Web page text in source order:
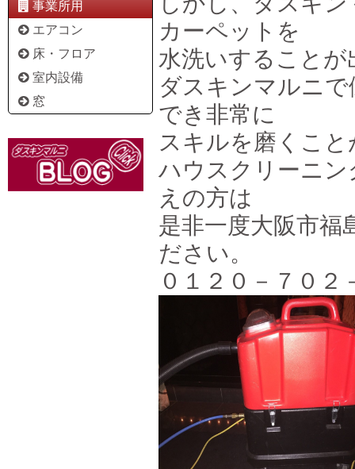
事業所用
エアコン
床・フロア
室内設備
窓
カーペットを
水洗いすることが
ダスキンマルニ
でき非常に
スキルを磨くこ
ハウスクリーニ
えの方は
是非一度大阪市
ださい。
０１２０－７０２